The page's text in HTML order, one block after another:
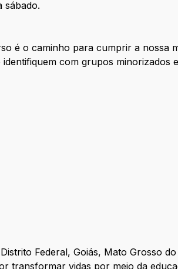
sábado.
é o caminho para cumprir a nossa
com grupos minorizados
Federal, Goiás, Mato Grosso
transformar vidas por meio da